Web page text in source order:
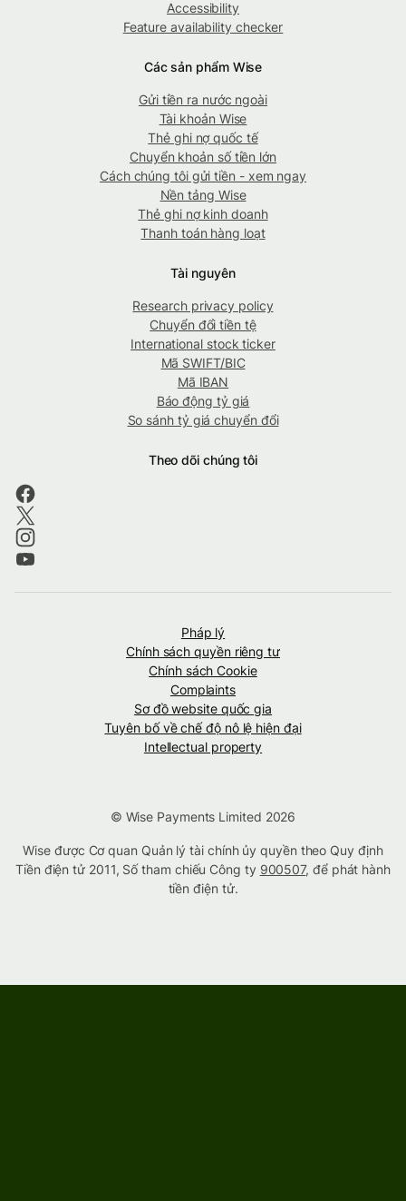
Accessibility
Feature availability checker
Các sản phẩm Wise
Gửi tiền ra nước ngoài
Tài khoản Wise
Thẻ ghi nợ quốc tế
Chuyển khoản số tiền lớn
Cách chúng tôi gửi tiền - xem ngay
Nền tảng Wise
Thẻ ghi nợ kinh doanh
Thanh toán hàng loạt
Tài nguyên
Research privacy policy
Chuyển đổi tiền tệ
International stock ticker
Mã SWIFT/BIC
Mã IBAN
Báo động tỷ giá
So sánh tỷ giá chuyển đổi
Theo dõi chúng tôi
Pháp lý
Chính sách quyền riêng tư
Chính sách Cookie
Complaints
Sơ đồ website quốc gia
Tuyên bố về chế độ nô lệ hiện đại
Intellectual property
© Wise Payments Limited 2026
Wise được Cơ quan Quản lý tài chính ủy quyền theo Quy định
Tiền điện tử 2011, Số tham chiếu Công ty 900507, để phát hành
tiền điện tử.